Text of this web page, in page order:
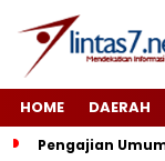
HOME DAERAH
Pengajian